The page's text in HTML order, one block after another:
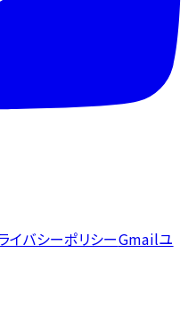
イバシーポリシーGmailユ